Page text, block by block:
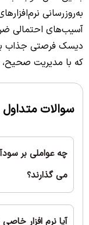
به‌روزرسانی
آسیب‌های احتمالی
دیسک فرصتی جذاب
که با مدیریت صحیح،
سوالات متداول
چه عواملی بر
می گذارند؟
آیا نرم افزار